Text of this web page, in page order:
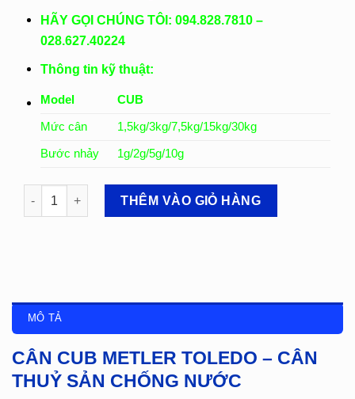
HÃY GỌI CHÚNG TÔI: 094.828.7810 –
028.627.40224
Thông tin kỹ thuật:
Model CUB
Mức cân 1,5kg/3kg/7,5kg/15kg/30kg
Bước nhảy 1g/2g/5g/10g
CÂN CUB METLER TOLEDO số lượng
THÊM VÀO GIỎ HÀNG
MÔ TẢ
CÂN CUB METLER TOLEDO – CÂN
THUỶ SẢN CHỐNG NƯỚC